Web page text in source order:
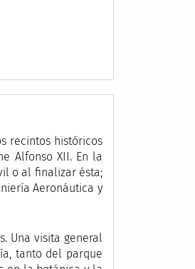
recintos históricos
Alfonso XII. En la
o al finalizar ésta;
Aeronáutica y
Una visita general
tanto del parque